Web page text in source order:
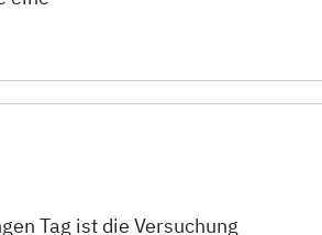
Tag ist die Versuchung